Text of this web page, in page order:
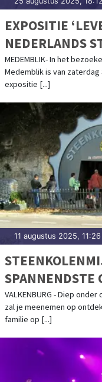
EXPOSITIE
NEDERLANDS
MEDEMBLIK- In het
Medemblik is van
expositie [...]
11 augustus 2025,
SPANNENDSTE
UIT IN
VALKENBURG - Diep
zal je meenemen op
familie op [...]